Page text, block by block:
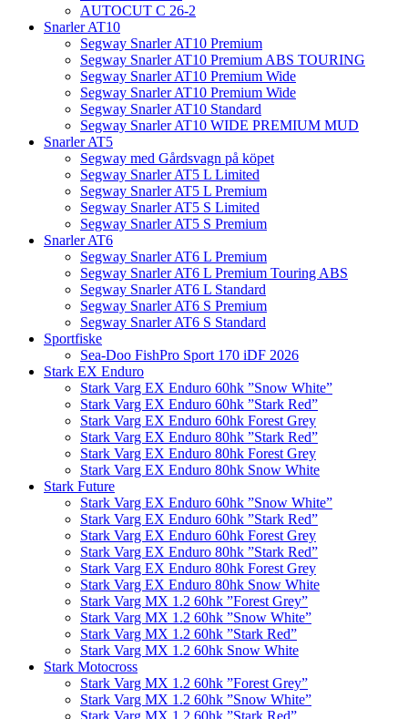
AUTOCUT C 26-2
Snarler AT10
Segway Snarler AT10 Premium
Segway Snarler AT10 Premium ABS TOURING
Segway Snarler AT10 Premium Wide
Segway Snarler AT10 Premium Wide
Segway Snarler AT10 Standard
Segway Snarler AT10 WIDE PREMIUM MUD
Snarler AT5
Segway med Gårdsvagn på köpet
Segway Snarler AT5 L Limited
Segway Snarler AT5 L Premium
Segway Snarler AT5 S Limited
Segway Snarler AT5 S Premium
Snarler AT6
Segway Snarler AT6 L Premium
Segway Snarler AT6 L Premium Touring ABS
Segway Snarler AT6 L Standard
Segway Snarler AT6 S Premium
Segway Snarler AT6 S Standard
Sportfiske
Sea-Doo FishPro Sport 170 iDF 2026
Stark EX Enduro
Stark Varg EX Enduro 60hk ”Snow White”
Stark Varg EX Enduro 60hk ”Stark Red”
Stark Varg EX Enduro 60hk Forest Grey
Stark Varg EX Enduro 80hk ”Stark Red”
Stark Varg EX Enduro 80hk Forest Grey
Stark Varg EX Enduro 80hk Snow White
Stark Future
Stark Varg EX Enduro 60hk ”Snow White”
Stark Varg EX Enduro 60hk ”Stark Red”
Stark Varg EX Enduro 60hk Forest Grey
Stark Varg EX Enduro 80hk ”Stark Red”
Stark Varg EX Enduro 80hk Forest Grey
Stark Varg EX Enduro 80hk Snow White
Stark Varg MX 1.2 60hk ”Forest Grey”
Stark Varg MX 1.2 60hk ”Snow White”
Stark Varg MX 1.2 60hk ”Stark Red”
Stark Varg MX 1.2 60hk Snow White
Stark Motocross
Stark Varg MX 1.2 60hk ”Forest Grey”
Stark Varg MX 1.2 60hk ”Snow White”
Stark Varg MX 1.2 60hk ”Stark Red”